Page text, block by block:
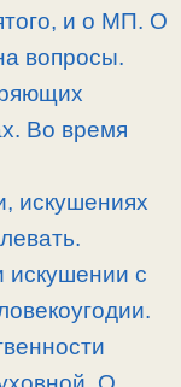
и о МП. О
вопросы.
Во время
искушениях
с